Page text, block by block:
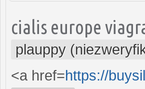
cialis europe
plauppy
<a href=https://